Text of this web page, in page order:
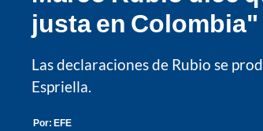
justa en Colombia"
Las declaraciones de Rubio se
Espriella.
Por: EFE